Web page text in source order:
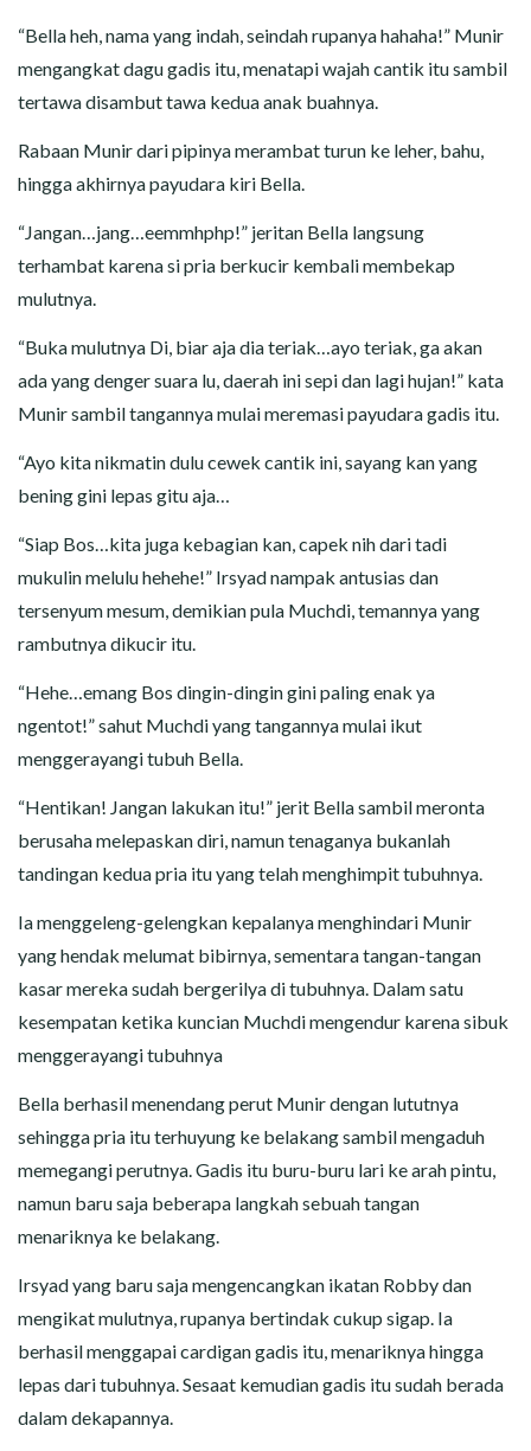
“Bella heh, nama yang indah, seindah rupanya hahaha!” Munir
mengangkat dagu gadis itu, menatapi wajah cantik itu sambil
tertawa disambut tawa kedua anak buahnya.
Rabaan Munir dari pipinya merambat turun ke leher, bahu,
hingga akhirnya payudara kiri Bella.
“Jangan…jang…eemmhphp!” jeritan Bella langsung
terhambat karena si pria berkucir kembali membekap
mulutnya.
“Buka mulutnya Di, biar aja dia teriak…ayo teriak, ga akan
ada yang denger suara lu, daerah ini sepi dan lagi hujan!” kata
Munir sambil tangannya mulai meremasi payudara gadis itu.
“Ayo kita nikmatin dulu cewek cantik ini, sayang kan yang
bening gini lepas gitu aja…
“Siap Bos…kita juga kebagian kan, capek nih dari tadi
mukulin melulu hehehe!” Irsyad nampak antusias dan
tersenyum mesum, demikian pula Muchdi, temannya yang
rambutnya dikucir itu.
“Hehe…emang Bos dingin-dingin gini paling enak ya
ngentot!” sahut Muchdi yang tangannya mulai ikut
menggerayangi tubuh Bella.
“Hentikan! Jangan lakukan itu!” jerit Bella sambil meronta
berusaha melepaskan diri, namun tenaganya bukanlah
tandingan kedua pria itu yang telah menghimpit tubuhnya.
Ia menggeleng-gelengkan kepalanya menghindari Munir
yang hendak melumat bibirnya, sementara tangan-tangan
kasar mereka sudah bergerilya di tubuhnya. Dalam satu
kesempatan ketika kuncian Muchdi mengendur karena sibuk
menggerayangi tubuhnya
Bella berhasil menendang perut Munir dengan lututnya
sehingga pria itu terhuyung ke belakang sambil mengaduh
memegangi perutnya. Gadis itu buru-buru lari ke arah pintu,
namun baru saja beberapa langkah sebuah tangan
menariknya ke belakang.
Irsyad yang baru saja mengencangkan ikatan Robby dan
mengikat mulutnya, rupanya bertindak cukup sigap. Ia
berhasil menggapai cardigan gadis itu, menariknya hingga
lepas dari tubuhnya. Sesaat kemudian gadis itu sudah berada
dalam dekapannya.